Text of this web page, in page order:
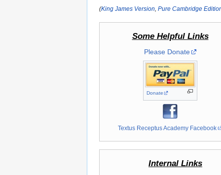
(King James Version Pure Cambridge
Some Helpful Links
Please Donate
Donate
Textus Receptus Academy Facebook
Internal Links